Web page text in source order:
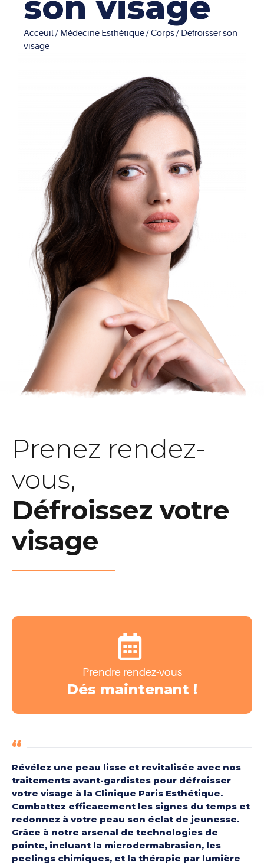
Acceuil/ Médecine Esthétique/Corps/ Défroisser son
visage
Prenez rendez-
vous,
Défroissez votre
visage
Prendre rendez-vous
Dés maintenant !
Révélez une peau lisse et revitalisée avec nos
traitements avant-gardistes pour défroisser
votre visage à la Clinique Paris Esthétique.
Combattez efficacement les signes du temps et
redonnez à votre peau son éclat de jeunesse.
Grâce à notre arsenal de technologies de
pointe, incluant la microdermabrasion, les
peelings chimiques, et la thérapie par lumière